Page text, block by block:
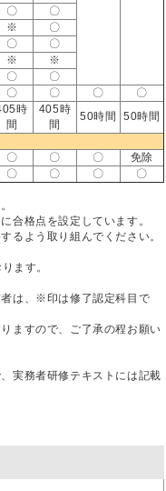
〇
〇
※
〇
〇
〇
※
※
〇
〇
〇 〇 〇
〇
時
間
405時
間
50時間
50時間
〇 〇 〇
免除
〇 〇 〇
〇
合格点を設定しています。
るよう取り組んでください。
ます。
は、※印は修了認定科目で
ますので、ご了承の程お願い
実務者研修テキストには記載